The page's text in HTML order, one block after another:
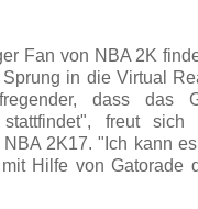
Fan von NBA 2K
in die Virtual
dass das
stattfindet", freut
2K17. "Ich kann
Hilfe von Gatorade